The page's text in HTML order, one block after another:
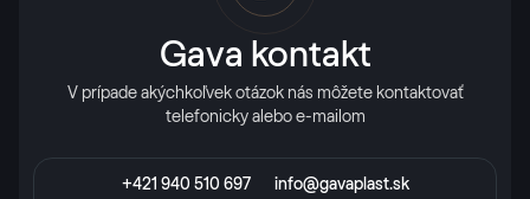
Gava kontakt
V prípade akýchkoľvek otázok nás môžete kontaktovať
telefonicky alebo e-mailom
+421 940 510 697 info@gavaplast.sk